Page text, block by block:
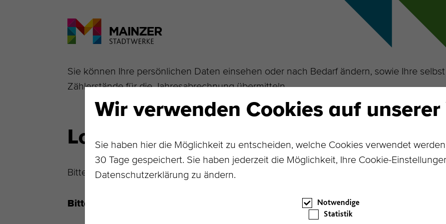
Wir verwenden Cookies auf unserer
Sie haben hier die Möglichkeit zu entscheiden, welche Cookies verwendet
30 Tage gespeichert. Sie haben jederzeit die Möglichkeit, Ihre Cookie-
Datenschutzerklärung zu ändern.
Notwendige
Statistik
Sie können Ihre persönlichen Daten einsehen oder nach Bedarf ändern, sowie Ihre
Zählerstände für die Jahresabrechnung übermitteln.
Login
Bitte geben Sie Ihre Mailadresse und Ihr Passwort ein.
Bitte Zugangsdaten angeben